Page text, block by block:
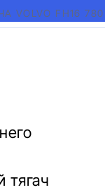
VOLVO FH16 780
тягач